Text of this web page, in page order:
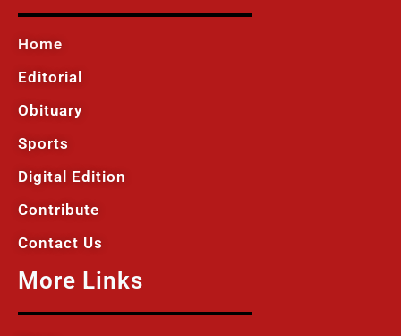
Home
Editorial
Obituary
Sports
Digital Edition
Contribute
Contact Us
More Links